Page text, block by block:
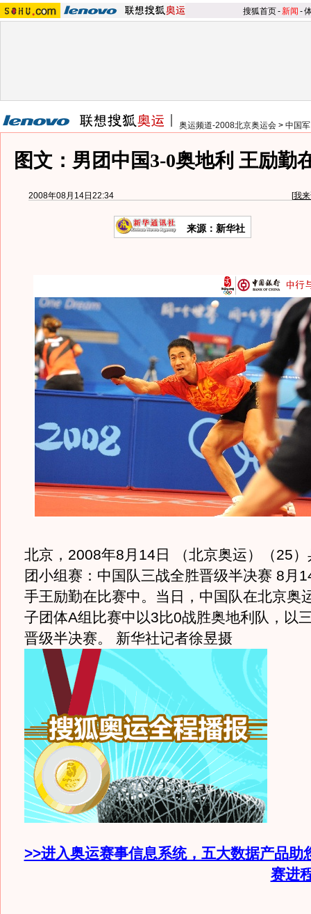
搜狐首页-新闻 -
奥运频道-2008北京奥运会 > 中国
图文：男团中国3-0奥地利 王励勤
2008年08月14日22:34 [我
来源：新华社
北京，2008年8月14日 （北京奥运）（25
团小组赛：中国队三战全胜晋级半决赛 8月
手王励勤在比赛中。当日，中国队在北京奥
子团体A组比赛中以3比0战胜奥地利队，以
晋级半决赛。 新华社记者徐昱摄
>>进入奥运赛事信息系统，五大数据产品助
赛进